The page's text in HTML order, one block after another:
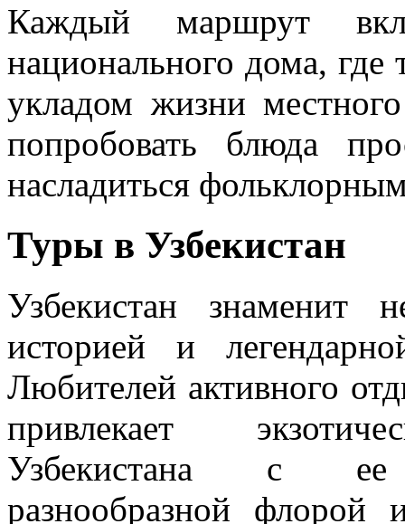
Каждый маршрут
национального дома, где
укладом жизни
попробовать блюда
насладиться
Туры в Узбекистан
Узбекистан знаменит
историей и
Любителей активного
привлекает
Узбекистана с ее
разнообразной флорой